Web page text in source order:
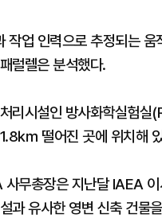
작업 인력으로 추정되는
럴렐은 분석했다.
리시설인 방사화학실험
㎞ 떨어진 곳에 위치해
무총장은 지난달 IAEA
과 유사한 영변 신축 건물